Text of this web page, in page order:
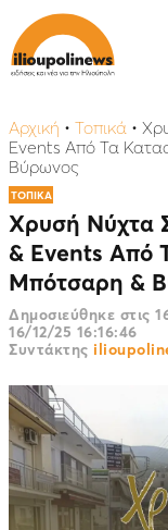
Αρχική • Τοπικά •
Εvents Από Τα
Βύρωνος
ΤΟΠΙΚΑ
Χρυσή Νύχτα
& Εvents Από
Μπότσαρη &
Δημοσιεύθηκε στις
16/12/25 16:16:46
Συντάκτης